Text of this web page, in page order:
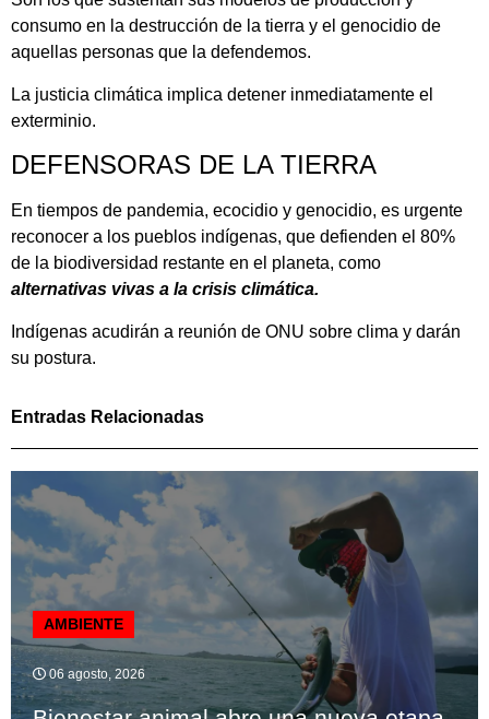
consumo en la destrucción de la tierra y el genocidio de
aquellas personas que la defendemos.
La justicia climática implica detener inmediatamente el
exterminio.
DEFENSORAS DE LA TIERRA
En tiempos de pandemia, ecocidio y genocidio, es urgente
reconocer a los pueblos indígenas, que defienden el 80%
de la biodiversidad restante en el planeta, como
alternativas vivas a la crisis climática.
Indígenas acudirán a reunión de ONU sobre clima y darán
su postura.
Entradas Relacionadas
AMBIENTE
06 agosto, 2026